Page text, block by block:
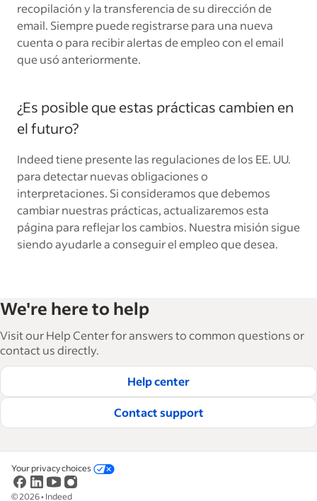
recopilación y la transferencia de su dirección de
email. Siempre puede registrarse para una nueva
cuenta o para recibir alertas de empleo con el email
que usó anteriormente.
¿Es posible que estas prácticas cambien en
el futuro?
Indeed tiene presente las regulaciones de los EE. UU.
para detectar nuevas obligaciones o
interpretaciones. Si consideramos que debemos
cambiar nuestras prácticas, actualizaremos esta
página para reflejar los cambios. Nuestra misión sigue
siendo ayudarle a conseguir el empleo que desea.
We're here to help
Visit our Help Center for answers to common questions or
contact us directly.
Help center
Contact support
©2026• Indeed
Your privacy choices